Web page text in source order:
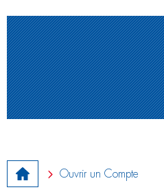
Ouvrir un Compte